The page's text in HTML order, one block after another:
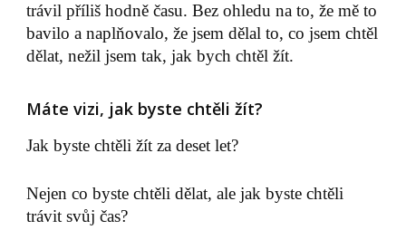
trávil příliš hodně času. Bez ohledu na to, že mě to
bavilo a naplňovalo, že jsem dělal to, co jsem chtěl
dělat, nežil jsem tak, jak bych chtěl žít.
Máte vizi, jak byste chtěli žít?
Jak byste chtěli žít za deset let?
Nejen co byste chtěli dělat, ale jak byste chtěli
trávit svůj čas?